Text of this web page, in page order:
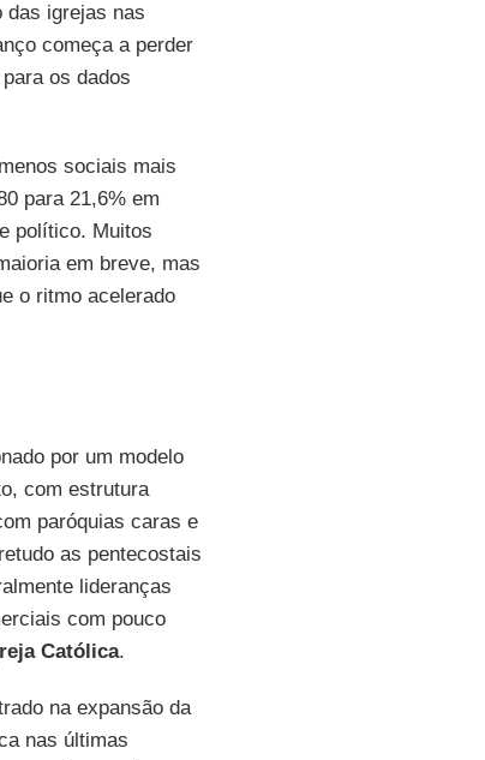
das igrejas nas
começa a perder
os dados
sociais mais
para 21,6% em
político. Muitos
em breve, mas
o ritmo acelerado
por um modelo
com estrutura
paróquias caras e
as pentecostais
lideranças
com pouco
Católica.
na expansão da
nas últimas